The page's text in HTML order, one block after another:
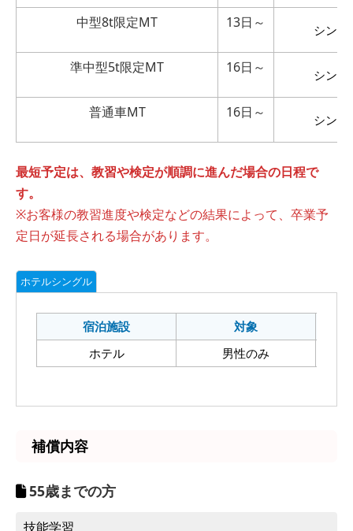
中型8t限定MT 13日～ シング
準中型5t限定MT 16日～ シング
普通車MT 16日～ シング
最短予定は、教習や検定が順調に進んだ場合の日程で
す。
※お客様の教習進度や検定などの結果によって、卒業予
定日が延長される場合があります。
ホテルシングル
宿泊施設
対象
ホテル
男性のみ
補償内容
55歳までの方
技能学習